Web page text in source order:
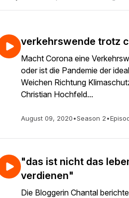
verkehrswende trotz
Macht Corona eine
oder ist die Pandemie der
Weichen Richtung
Christian Hochfeld...
August 09, 2020•Season 2•
"das ist nicht das
verdienen"
Die Bloggerin Chantal